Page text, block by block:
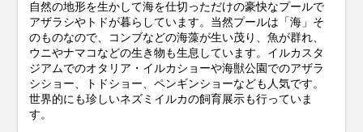
自然の地形を生かして海を仕切っただけの豪快なプールで
アザラシやトドが暮らしています。当然プールは「海」そ
のものなので、コンブなどの海藻が生い茂り、魚が群れ、
ウニやナマコなどの生き物も生息しています。イルカスタ
ジアムでのオタリア・イルカショーや海獣公園でのアザラ
シショー、トドショー、ペンギンショーなども人気です。
世界的にも珍しいネズミイルカの飼育展示も行っていま
す。